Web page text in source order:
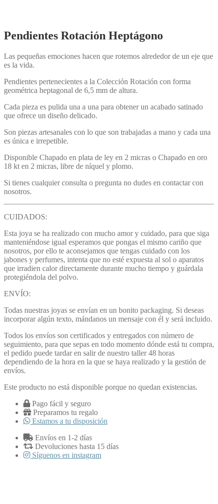
Pendientes Rotación Heptágono
Las pequeñas emociones hacen que rotemos alrededor de un eje que
es la vida.
Pendientes pertenecientes a la Colección Rotación con forma
geométrica heptagonal de 6,5 mm de altura.
Cada pieza es pulida una a una para obtener un acabado satinado
que ofrece un diseño delicado.
Son piezas artesanales con lo que son trabajadas a mano y cada una
es única e irrepetible.
Disponible Chapado en plata de ley en 2 micras o Chapado en oro
18 kt en 2 micras, libre de níquel y plomo.
Si tienes cualquier consulta o pregunta no dudes en contactar con
nosotros.
CUIDADOS:
Esta joya se ha realizado con mucho amor y cuidado, para que siga
manteniéndose igual esperamos que pongas el mismo cariño que
nosotros, por ello te aconsejamos que tengas cuidado con los
jabones y perfumes, intenta que no esté expuesta al sol o aparatos
que irradien calor directamente durante mucho tiempo y guárdala
protegiéndola del polvo.
ENVÍO:
Todas nuestras joyas se envían en un bonito packaging. Si deseas
incorporar algún texto, mándanos un mensaje con él y será incluido.
Todos los envíos son certificados y entregados con número de
seguimiento, para que sepas en todo momento dónde está tu compra,
el pedido puede tardar en salir de nuestro taller 48 horas
dependiendo de la hora en la que se haya realizado y la gestión de
envíos.
Este producto no está disponible porque no quedan existencias.
Pago fácil y seguro
Preparamos tu regalo
Estamos a tu disposición
Envíos en 1-2 días
Devoluciones hasta 15 días
Síguenos en instagram